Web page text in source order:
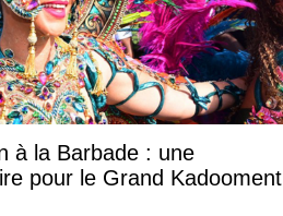
à la Barbade : une
pour le Grand Kadooment